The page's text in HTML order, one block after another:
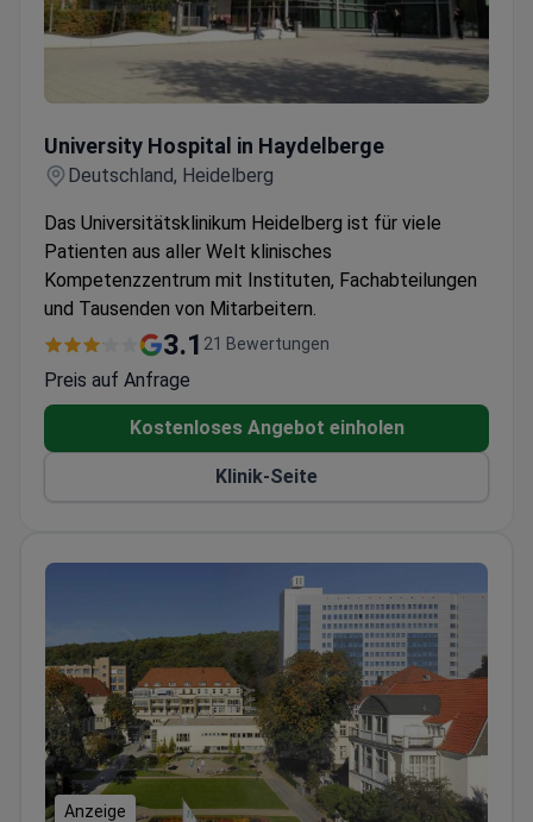
University Hospital in Haydelberge
Deutschland, Heidelberg
Das Universitätsklinikum Heidelberg ist für viele
Patienten aus aller Welt klinisches
Kompetenzzentrum mit Instituten, Fachabteilungen
und Tausenden von Mitarbeitern.
3.1 21 Bewertungen
Preis auf Anfrage
Kostenloses Angebot einholen
Klinik-Seite
Anzeige